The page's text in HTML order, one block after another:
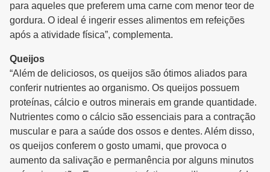
para aqueles que preferem uma carne com menor teor de
gordura. O ideal é ingerir esses alimentos em refeições
após a atividade física”, complementa.
Queijos
“Além de deliciosos, os queijos são ótimos aliados para
conferir nutrientes ao organismo. Os queijos possuem
proteínas, cálcio e outros minerais em grande quantidade.
Nutrientes como o cálcio são essenciais para a contração
muscular e para a saúde dos ossos e dentes. Além disso,
os queijos conferem o gosto umami, que provoca o
aumento da salivação e permanência por alguns minutos